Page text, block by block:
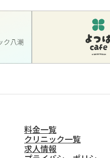
料金一覧
クリニック一覧
求人情報